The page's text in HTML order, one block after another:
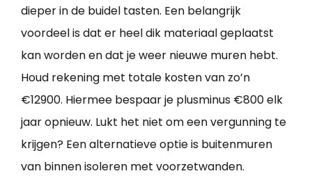
dieper in de buidel tasten. Een belangrijk
voordeel is dat er heel dik materiaal geplaatst
kan worden en dat je weer nieuwe muren hebt.
Houd rekening met totale kosten van zo’n
€12900. Hiermee bespaar je plusminus €800 elk
jaar opnieuw. Lukt het niet om een vergunning te
krijgen? Een alternatieve optie is buitenmuren
van binnen isoleren met voorzetwanden.